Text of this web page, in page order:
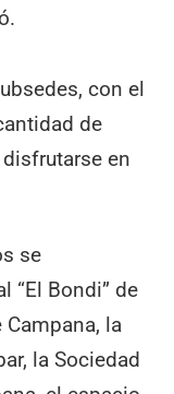
con el
de
en
se
“El Bondi” de
la
la Sociedad